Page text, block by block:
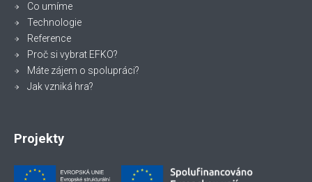
Co umíme
Technologie
Reference
Proč si vybrat EFKO?
Máte zájem o spolupráci?
Jak vzniká hra?
Projekty